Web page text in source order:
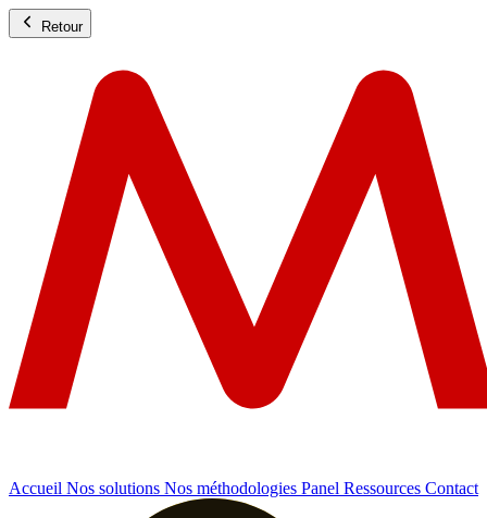
Retour
Accueil Nos solutions Nos méthodologies Panel Ressources Contact